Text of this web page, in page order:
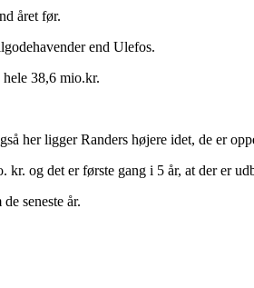
året før.
end Ulefos.
hele 38,6 mio.kr.
her ligger Randers højere idet, de er
og det er første gang i 5 år, at der er
seneste år.